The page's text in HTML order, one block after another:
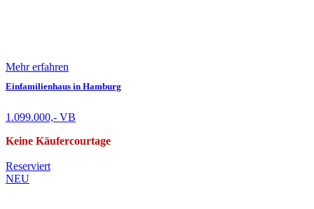
Mehr erfahren
Einfamilienhaus in Hamburg
1.099.000,- VB
Keine Käufercourtage
Reserviert
NEU